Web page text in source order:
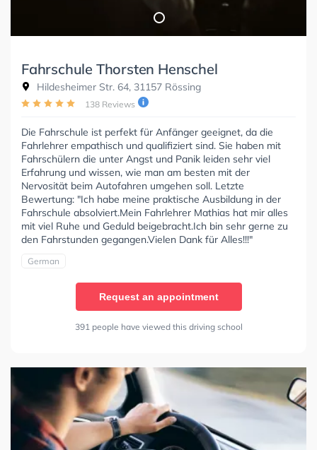
Fahrschule Thorsten Henschel
Hildesheimer Str. 64, 31157 Rössing
138 Reviews
Die Fahrschule ist perfekt für Anfänger geeignet, da die
Fahrlehrer empathisch und qualifiziert sind. Sie haben mit
Fahrschülern die unter Angst und Panik leiden sehr viel
Erfahrung und wissen, wie man am besten mit der
Nervosität beim Autofahren umgehen soll. Letzte
Bewertung: "Ich habe meine praktische Ausbildung in der
Fahrschule absolviert.Mein Fahrlehrer Mathias hat mir alles
mit viel Ruhe und Geduld beigebracht.Ich bin sehr gerne zu
den Fahrstunden gegangen.Vielen Dank für Alles!!!"
German
Request an appointment
391 people have viewed this driving school